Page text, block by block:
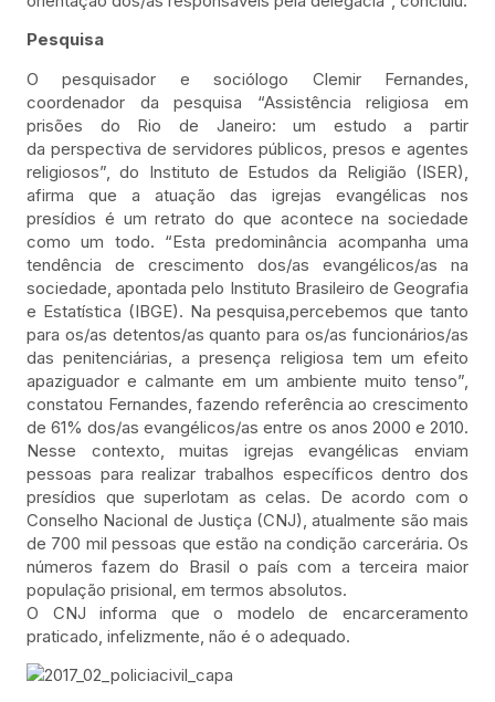
Pesquisa
O pesquisador e sociólogo Clemir Fernandes,
coordenador da pesquisa “Assistência religiosa em
prisões do Rio de Janeiro: um estudo a partir
da perspectiva de servidores públicos, presos e agentes
religiosos”, do Instituto de Estudos da Religião (ISER),
afirma que a atuação das igrejas evangélicas nos
presídios é um retrato do que acontece na sociedade
como um todo. “Esta predominância acompanha uma
tendência de crescimento dos/as evangélicos/as na
sociedade, apontada pelo Instituto Brasileiro de Geografia
e Estatística (IBGE). Na pesquisa,percebemos que tanto
para os/as detentos/as quanto para os/as funcionários/as
das penitenciárias, a presença religiosa tem um efeito
apaziguador e calmante em um ambiente muito tenso”,
constatou Fernandes, fazendo referência ao crescimento
de 61% dos/as evangélicos/as entre os anos 2000 e 2010.
Nesse contexto, muitas igrejas evangélicas enviam
pessoas para realizar trabalhos específicos dentro dos
presídios que superlotam as celas. De acordo com o
Conselho Nacional de Justiça (CNJ), atualmente são mais
de 700 mil pessoas que estão na condição carcerária. Os
números fazem do Brasil o país com a terceira maior
população prisional, em termos absolutos.
O CNJ informa que o modelo de encarceramento
praticado, infelizmente, não é o adequado.